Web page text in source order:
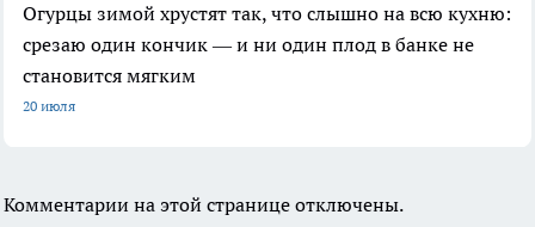
Огурцы зимой хрустят так, что слышно на всю кухню:
срезаю один кончик — и ни один плод в банке не
становится мягким
20 июля
Комментарии на этой странице отключены.